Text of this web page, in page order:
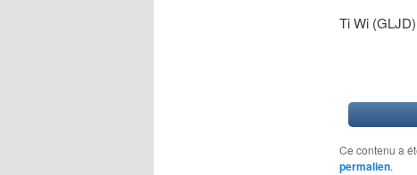
Ti Wi (GLJD)
Ce contenu a
permalien.